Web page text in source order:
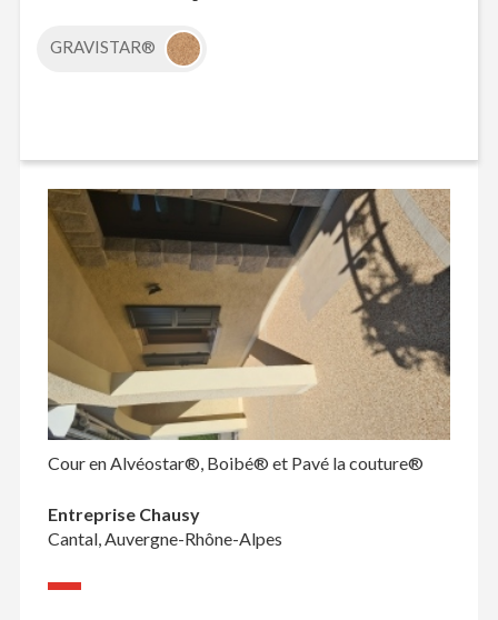
GRAVISTAR®
Cour en Alvéostar®, Boibé® et Pavé la couture®
Entreprise Chausy
Cantal, Auvergne-Rhône-Alpes